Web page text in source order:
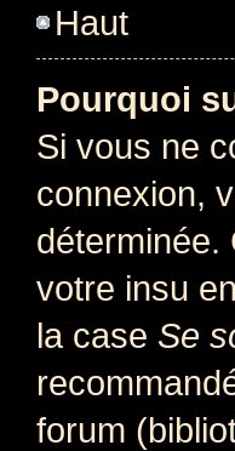
Haut
Pourquoi
Si vous ne
connexion,
déterminée.
votre insu
la case Se
forum